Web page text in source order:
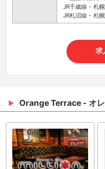
JR千歳線 - 札
JR札沼線 - 札
求
Orange Terrace - オ